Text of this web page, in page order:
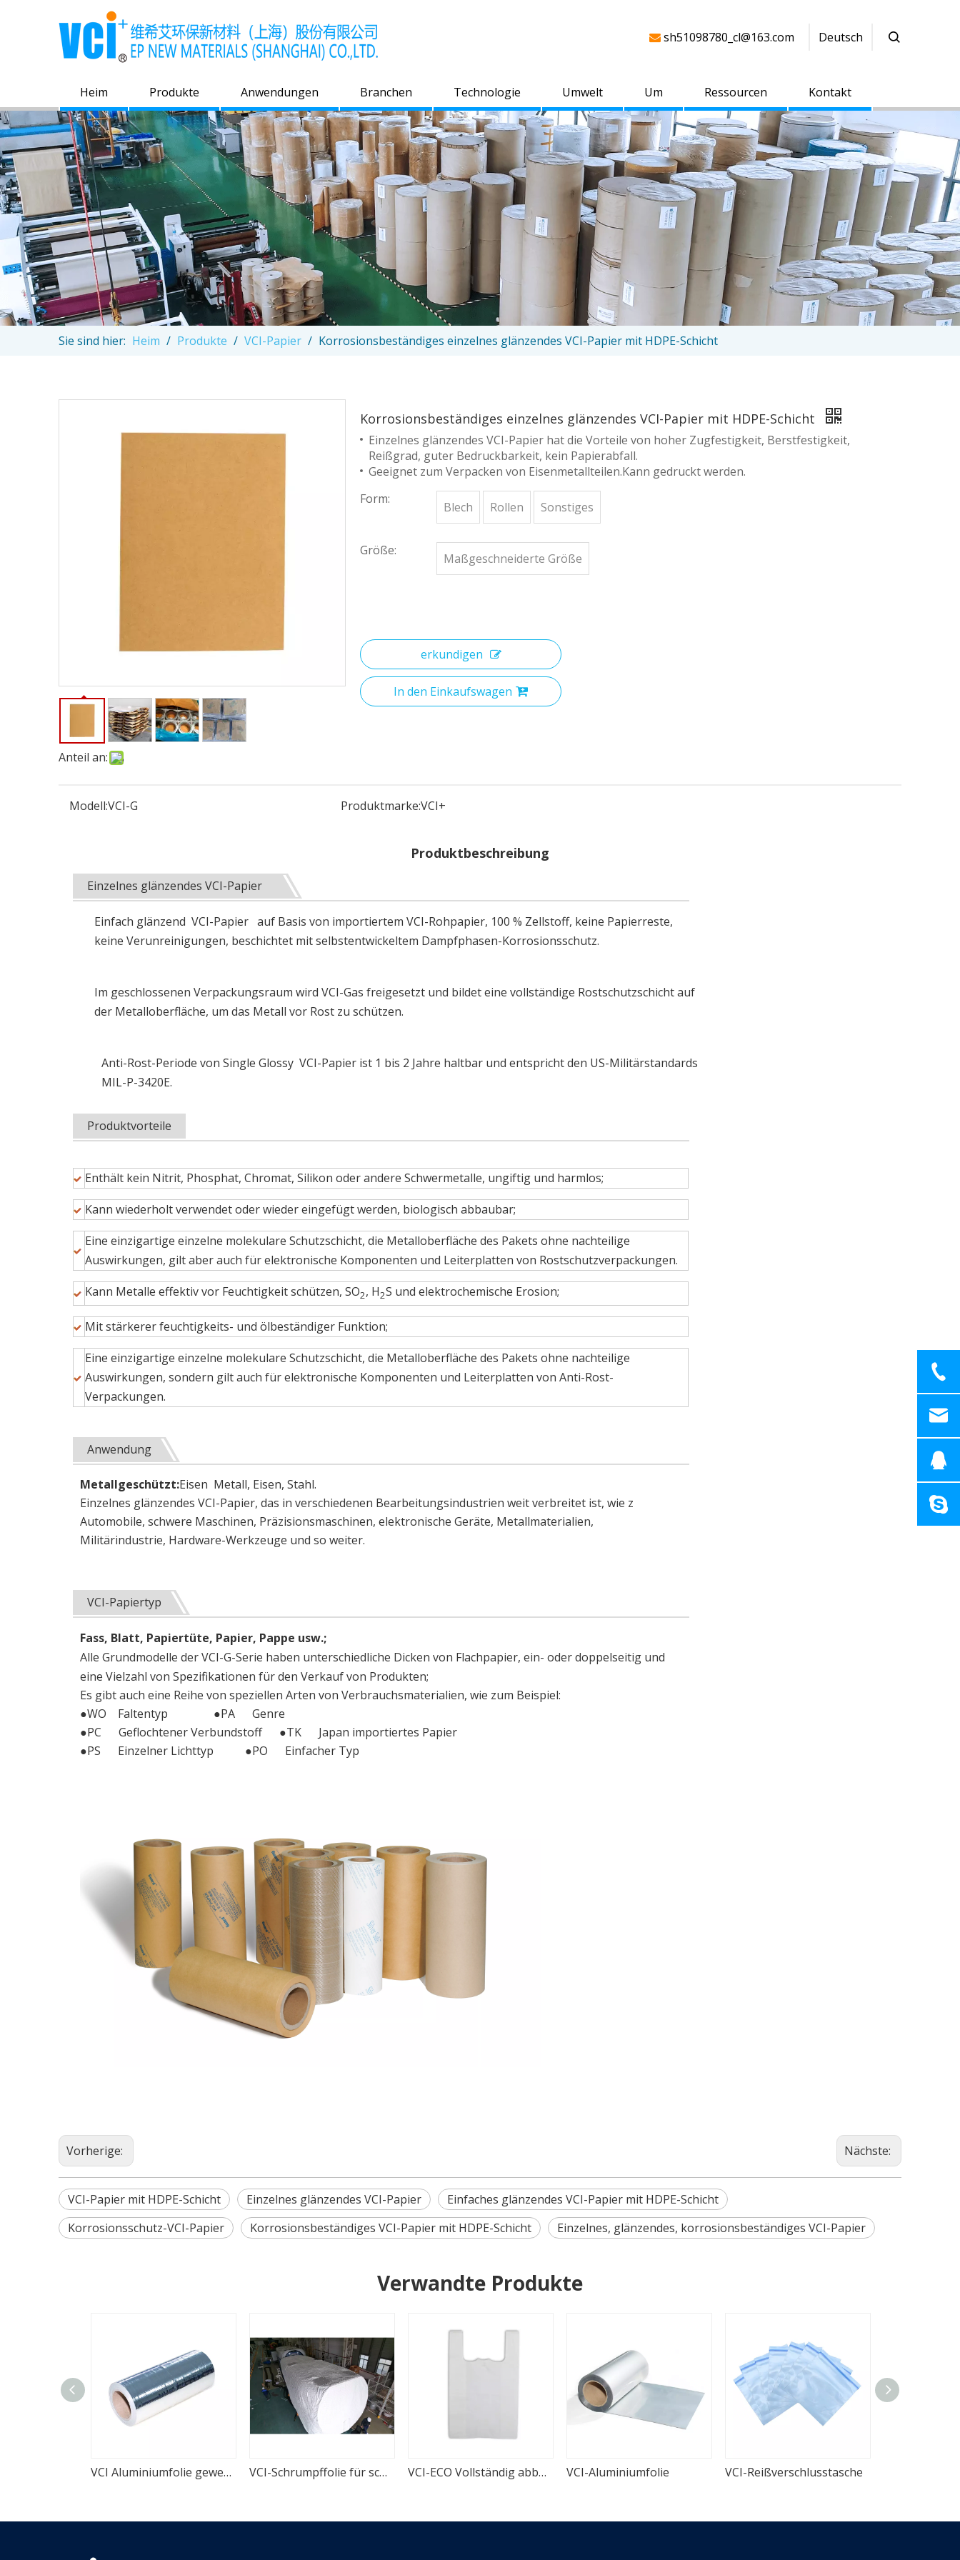
 sh51098780_cl@163.com Deutsch
Heim Produkte Anwendungen Branchen Technologie Umwelt Um Ressourcen Kontakt
Sie sind hier: Heim / Produkte / VCI-Papier / Korrosionsbeständiges einzelnes glänzendes VCI-Papier mit HDPE-Schicht
Anteil an:
Korrosionsbeständiges einzelnes glänzendes VCI-Papier mit HDPE-Schicht
Einzelnes glänzendes VCI-Papier hat die Vorteile von hoher Zugfestigkeit, Berstfestigkeit,
Reißgrad, guter Bedruckbarkeit, kein Papierabfall.
Geeignet zum Verpacken von Eisenmetallteilen.Kann gedruckt werden.
Form:
Blech Rollen Sonstiges
Größe:
Maßgeschneiderte Größe
erkundigen
In den Einkaufswagen
Modell:VCI-G Produktmarke:VCI+
Produktbeschreibung
Einzelnes glänzendes VCI-Papier
Einfach glänzend VCI-Papier auf Basis von importiertem VCI-Rohpapier, 100 % Zellstoff, keine Papierreste,
keine Verunreinigungen, beschichtet mit selbstentwickeltem Dampfphasen-Korrosionsschutz.
Im geschlossenen Verpackungsraum wird VCI-Gas freigesetzt und bildet eine vollständige Rostschutzschicht auf
der Metalloberfläche, um das Metall vor Rost zu schützen.
Anti-Rost-Periode von Single Glossy VCI-Papier ist 1 bis 2 Jahre haltbar und entspricht den US-Militärstandards
MIL-P-3420E.
Produktvorteile
Enthält kein Nitrit, Phosphat, Chromat, Silikon oder andere Schwermetalle, ungiftig und harmlos;
Kann wiederholt verwendet oder wieder eingefügt werden, biologisch abbaubar;
Eine einzigartige einzelne molekulare Schutzschicht, die Metalloberfläche des Pakets ohne nachteilige
Auswirkungen, gilt aber auch für elektronische Komponenten und Leiterplatten von Rostschutzverpackungen.
Kann Metalle effektiv vor Feuchtigkeit schützen, SO2, H2S und elektrochemische Erosion;
Mit stärkerer feuchtigkeits- und ölbeständiger Funktion;
Eine einzigartige einzelne molekulare Schutzschicht, die Metalloberfläche des Pakets ohne nachteilige
Auswirkungen, sondern gilt auch für elektronische Komponenten und Leiterplatten von Anti-Rost-
Verpackungen.
Anwendung
Metallgeschützt:Eisen Metall, Eisen, Stahl.
Einzelnes glänzendes VCI-Papier, das in verschiedenen Bearbeitungsindustrien weit verbreitet ist, wie z
Automobile, schwere Maschinen, Präzisionsmaschinen, elektronische Geräte, Metallmaterialien,
Militärindustrie, Hardware-Werkzeuge und so weiter.
VCI-Papiertyp
Fass, Blatt, Papiertüte, Papier, Pappe usw.;
Alle Grundmodelle der VCI-G-Serie haben unterschiedliche Dicken von Flachpapier, ein- oder doppelseitig und
eine Vielzahl von Spezifikationen für den Verkauf von Produkten;
Es gibt auch eine Reihe von speziellen Arten von Verbrauchsmaterialien, wie zum Beispiel:
●WO Faltentyp ●PA Genre
●PC Geflochtener Verbundstoff ●TK Japan importiertes Papier
●PS Einzelner Lichttyp ●PO Einfacher Typ
Vorherige: Nächste:
VCI-Papier mit HDPE-Schicht Einzelnes glänzendes VCI-Papier
Einfaches glänzendes VCI-Papier mit HDPE-Schicht
Korrosionsschutz-VCI-Papier
Korrosionsbeständiges VCI-Papier mit HDPE-Schicht Einzelnes, glänzendes, korrosionsbeständiges VCI-Papier
Verwandte Produkte
VCI Aluminiumfolie gewebter Film VCI-Schrumpffolie für schwere Windkraftanlagen VCI-ECO Vollständig abbaubarer Rostschutzfilm TDS VCI-Aluminiumfolie VCI-Reißverschlusstasche